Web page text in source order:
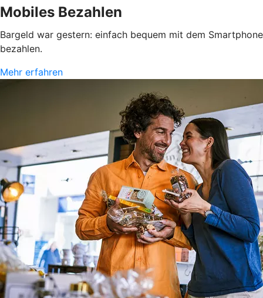
Mobiles Bezahlen
Bargeld war gestern: einfach bequem mit dem Smartphone
bezahlen.
Mehr erfahren